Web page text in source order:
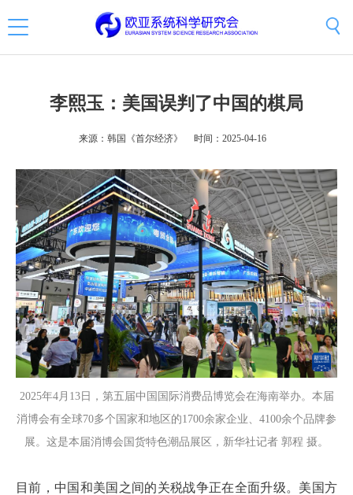
李熙玉：美国误判了中国的棋局
来源：韩国《首尔经济》 时间：2025-04-16
2025年4月13日，第五届中国国际消费品博览会在海南举办。本届
消博会有全球70多个国家和地区的1700余家企业、4100余个品牌参
展。这是本届消博会国货特色潮品展区，新华社记者 郭程 摄。
目前，中国和美国之间的关税战争正在全面升级。美国方